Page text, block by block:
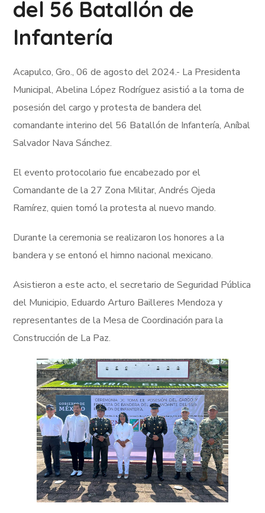
del 56 Batallón de
Infantería
Acapulco, Gro., 06 de agosto del 2024.- La Presidenta
Municipal, Abelina López Rodríguez asistió a la toma de
posesión del cargo y protesta de bandera del
comandante interino del 56 Batallón de Infantería, Aníbal
Salvador Nava Sánchez.
El evento protocolario fue encabezado por el
Comandante de la 27 Zona Militar, Andrés Ojeda
Ramírez, quien tomó la protesta al nuevo mando.
Durante la ceremonia se realizaron los honores a la
bandera y se entonó el himno nacional mexicano.
Asistieron a este acto, el secretario de Seguridad Pública
del Municipio, Eduardo Arturo Bailleres Mendoza y
representantes de la Mesa de Coordinación para la
Construcción de La Paz.